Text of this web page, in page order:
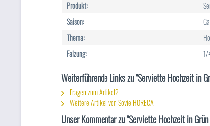
Produkt:
Saison:
Thema:
Falzung:
1/
Weiterführende Links zu "Serviette Hochzeit
Fragen zum Artikel?
Weitere Artikel von Sovie HORECA
Unser Kommentar zu "Serviette Hochzeit in